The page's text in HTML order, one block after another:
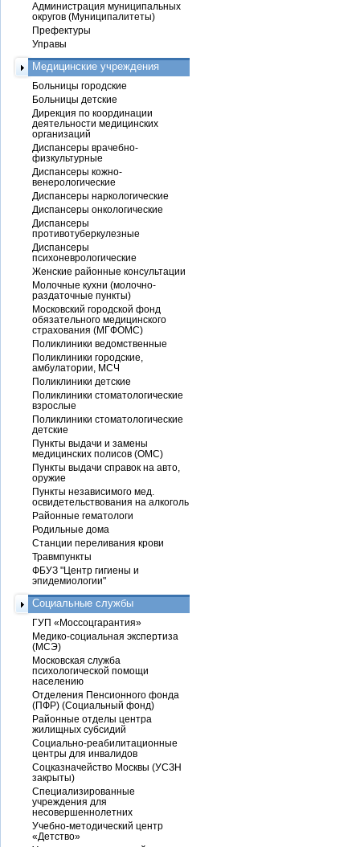
Администрация муниципальных
округов (Муниципалитеты)
Префектуры
Управы
Медицинские учреждения
Больницы городские
Больницы детские
Дирекция по координации
деятельности медицинских
организаций
Диспансеры врачебно-
физкультурные
Диспансеры кожно-
венерологические
Диспансеры наркологические
Диспансеры онкологические
Диспансеры
противотуберкулезные
Диспансеры
психоневрологические
Женские районные консультации
Молочные кухни (молочно-
раздаточные пункты)
Московский городской фонд
обязательного медицинского
страхования (МГФОМС)
Поликлиники ведомственные
Поликлиники городские,
амбулатории, МСЧ
Поликлиники детские
Поликлиники стоматологические
взрослые
Поликлиники стоматологические
детские
Пункты выдачи и замены
медицинских полисов (ОМС)
Пункты выдачи справок на авто,
оружие
Пункты независимого мед.
освидетельствования на алкоголь
Районные гематологи
Родильные дома
Станции переливания крови
Травмпункты
ФБУЗ "Центр гигиены и
эпидемиологии"
Социальные службы
ГУП «Моссоцгарантия»
Медико-социальная экспертиза
(МСЭ)
Московская служба
психологической помощи
населению
Отделения Пенсионного фонда
(ПФР) (Социальный фонд)
Районные отделы центра
жилищных субсидий
Социально-реабилитационные
центры для инвалидов
Соцказначейство Москвы (УСЗН
закрыты)
Специализированные
учреждения для
несовершеннолетних
Учебно-методический центр
«Детство»